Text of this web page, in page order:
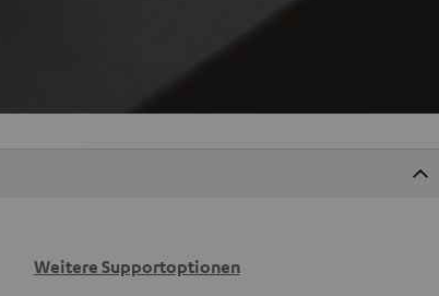
Weitere Supportoptionen